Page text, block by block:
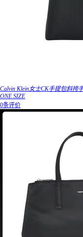
Calvin Klein女士CK手提包斜挎
ONE SIZE
0条评价